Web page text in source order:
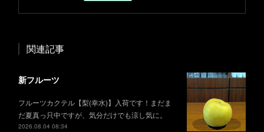
関連記事
新フルーツ
フルーツカクテル【梨(幸水)】入荷です！まだま
だ夏真っ只中ですが、気分だけでも涼し気に。
2026.08.04 08:34